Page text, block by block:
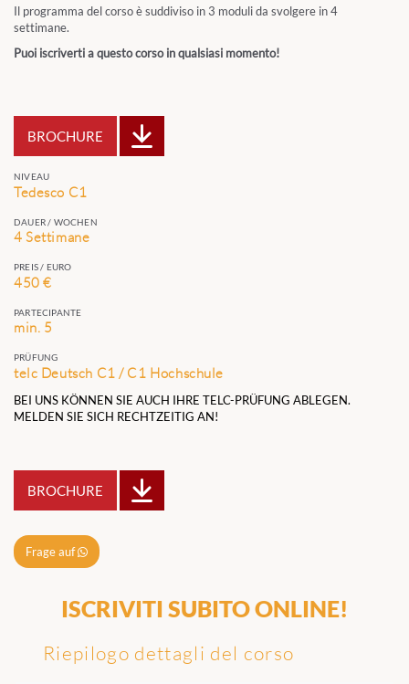
Il programma del corso è suddiviso in 3 moduli da svolgere in 4
settimane.
Puoi iscriverti a questo corso in qualsiasi momento!
BROCHURE
NIVEAU
Tedesco C1
DAUER / WOCHEN
4 Settimane
PREIS / EURO
450 €
PARTECIPANTE
min. 5
PRÜFUNG
telc Deutsch C1 / C1 Hochschule
BEI UNS KÖNNEN SIE AUCH IHRE TELC-PRÜFUNG ABLEGEN.
MELDEN SIE SICH RECHTZEITIG AN!
BROCHURE
Frage auf
ISCRIVITI SUBITO ONLINE!
Riepilogo dettagli del corso